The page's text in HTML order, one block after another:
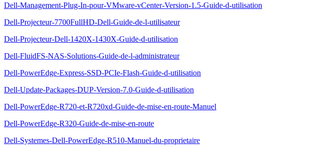
Dell-Management-Plug-In-pour-VMware-vCenter-Version-1.5-Guide-d-utilisation
Dell-Projecteur-7700FullHD-Dell-Guide-de-l-utilisateur
Dell-Projecteur-Dell-1420X-1430X-Guide-d-utilisation
Dell-FluidFS-NAS-Solutions-Guide-de-l-administrateur
Dell-PowerEdge-Express-SSD-PCIe-Flash-Guide-d-utilisation
Dell-Update-Packages-DUP-Version-7.0-Guide-d-utilisation
Dell-PowerEdge-R720-et-R720xd-Guide-de-mise-en-route-Manuel
Dell-PowerEdge-R320-Guide-de-mise-en-route
Dell-Systemes-Dell-PowerEdge-R510-Manuel-du-proprietaire